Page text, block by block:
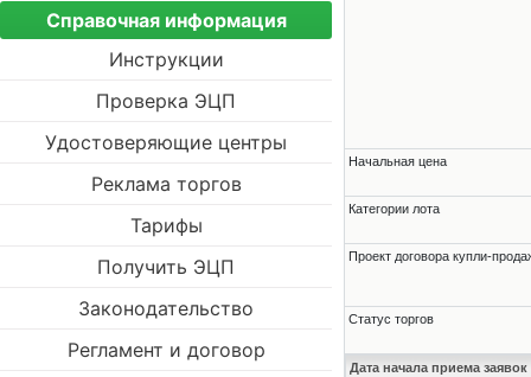
Справочная информация
Инструкции
Проверка ЭЦП
Удостоверяющие центры
Реклама торгов
Тарифы
Получить ЭЦП
Законодательство
Регламент и договор
Начальная цена
Категории лота
Проект договора купли-
Статус торгов
Дата начала приема заявок